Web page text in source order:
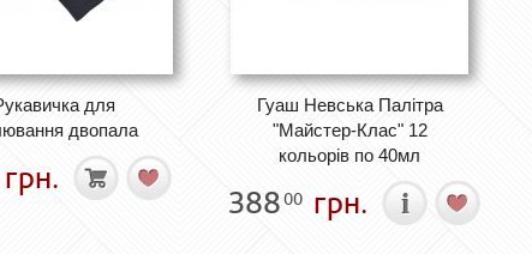
для
двопала
грн.
Гуаш Невська Палітра
"Майстер-Клас" 12
кольорів по 40мл
38800 грн.